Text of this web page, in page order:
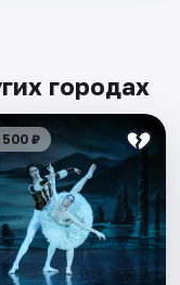
городах
500 ₽